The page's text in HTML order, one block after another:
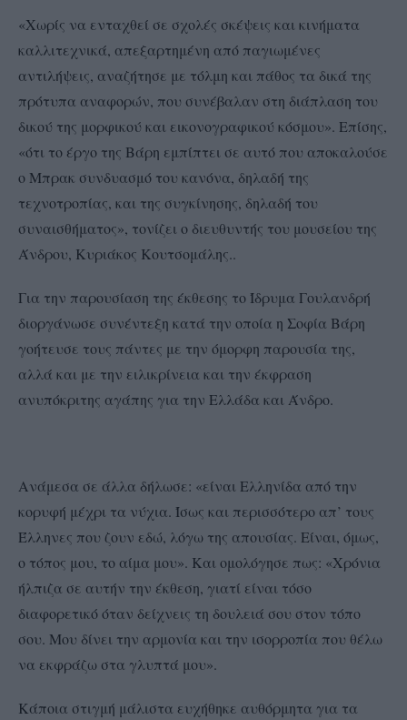
«Χωρίς να ενταχθεί σε σχολές σκέψεις και κινήματα
καλλιτεχνικά, απεξαρτημένη από παγιωμένες
αντιλήψεις, αναζήτησε με τόλμη και πάθος τα δικά της
πρότυπα αναφορών, που συνέβαλαν στη διάπλαση του
δικού της μορφικού και εικονογραφικού κόσμου». Επίσης,
«ότι το έργο της Βάρη εμπίπτει σε αυτό που αποκαλούσε
ο Μπρακ συνδυασμό του κανόνα, δηλαδή της
τεχνοτροπίας, και της συγκίνησης, δηλαδή του
συναισθήματος», τονίζει ο διευθυντής του μουσείου της
Άνδρου, Κυριάκος Κουτσομάλης..
Για την παρουσίαση της έκθεσης το Ίδρυμα Γουλανδρή
διοργάνωσε συνέντεξη κατά την οποία η Σοφία Βάρη
γοήτευσε τους πάντες με την όμορφη παρουσία της,
αλλά και με την ειλικρίνεια και την έκφραση
ανυπόκριτης αγάπης για την Ελλάδα και Άνδρο.
Ανάμεσα σε άλλα δήλωσε: «είναι Ελληνίδα από την
κορυφή μέχρι τα νύχια. Ίσως και περισσότερο απ’ τους
Έλληνες που ζουν εδώ, λόγω της απουσίας. Είναι, όμως,
ο τόπος μου, το αίμα μου». Και ομολόγησε πως: «Χρόνια
ήλπιζα σε αυτήν την έκθεση, γιατί είναι τόσο
διαφορετικό όταν δείχνεις τη δουλειά σου στον τόπο
σου. Μου δίνει την αρμονία και την ισορροπία που θέλω
να εκφράζω στα γλυπτά μου».
Κάποια στιγμή μάλιστα ευχήθηκε αυθόρμητα για τα